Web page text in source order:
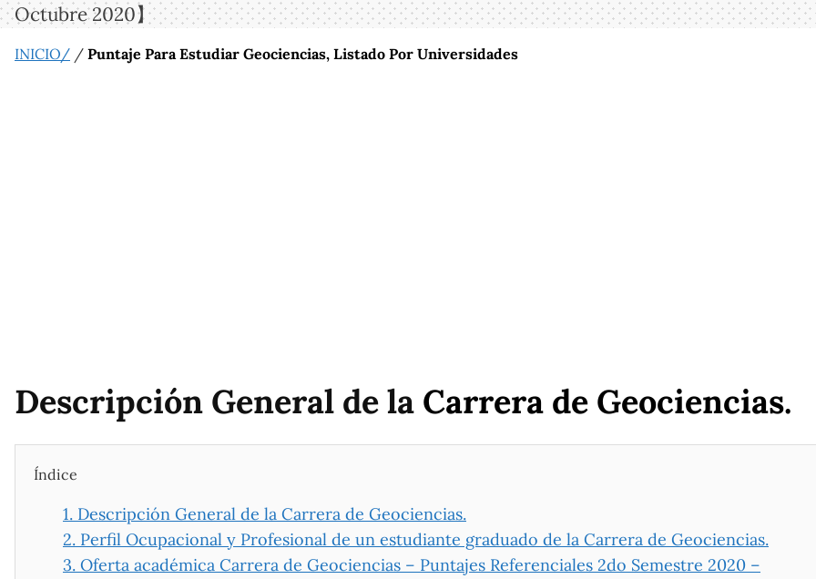
Octubre 2020】
INICIO/ / Puntaje Para Estudiar Geociencias, Listado Por Universidades
Descripción General de la Carrera de Geociencias.
Índice
1. Descripción General de la Carrera de Geociencias.
2. Perfil Ocupacional y Profesional de un estudiante graduado de la Carrera de Geociencias.
3. Oferta académica Carrera de Geociencias – Puntajes Referenciales 2do Semestre 2020 –